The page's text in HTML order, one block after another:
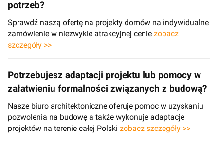
potrzeb?
Sprawdź naszą ofertę na projekty domów na indywidualne
zamówienie w niezwykle atrakcyjnej cenie zobacz
szczegóły >>
Potrzebujesz adaptacji projektu lub pomocy w
załatwieniu formalności związanych z budową?
Nasze biuro architektoniczne oferuje pomoc w uzyskaniu
pozwolenia na budowę a także wykonuje adaptacje
projektów na terenie całej Polski zobacz szczegóły >>